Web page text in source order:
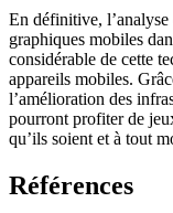
En définitive, l’analyse
graphiques mobiles
considérable de cette
appareils mobiles.
l’amélioration des
pourront profiter de
qu’ils soient et à tout
Références